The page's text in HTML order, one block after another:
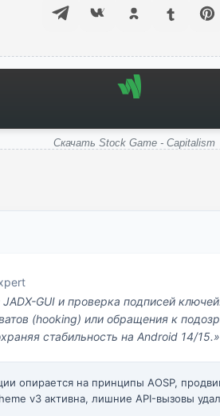
Скачать Stock Game - Capitalism
JADX-GUI и проверка подписей
(hooking) или обращения к
стабильность на Android 14/15.»
опирается на принципы AOSP,
v3 активна, лишние API-вызовы